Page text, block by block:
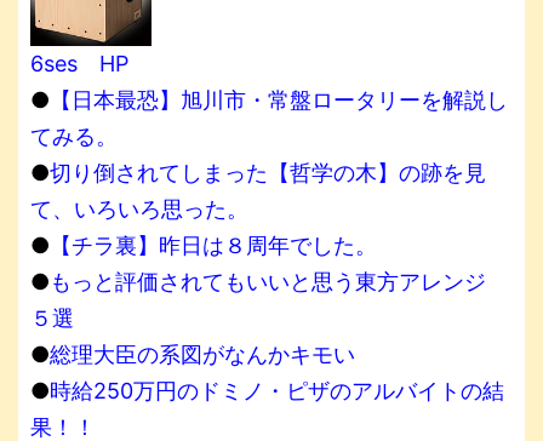
6ses HP
● 【日本最恐】旭川市・常盤ロータリーを解説し
てみる。
●切り倒されてしまった【哲学の木】の跡を見
て、いろいろ思った。
● 【チラ裏】昨日は８周年でした。
●もっと評価されてもいいと思う東方アレンジ
５選
●総理大臣の系図がなんかキモい
●時給250万円のドミノ・ピザのアルバイトの結
果！！